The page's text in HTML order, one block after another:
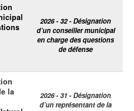
2026 - 32 - Désignation
d’un conseiller municipal
en charge des questions
de défense
la
2026 - 31 - Désignation
d’un représentant de la